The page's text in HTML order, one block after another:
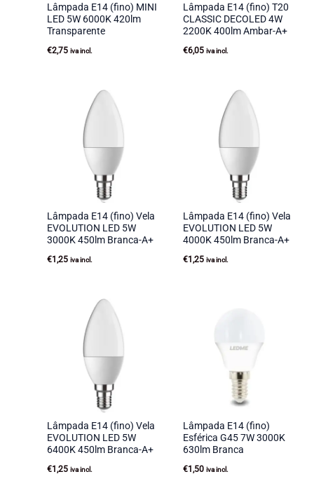
Lâmpada E14 (fino) MINI
LED 5W 6000K 420lm
Transparente
€2,75 iva incl.
Lâmpada E14 (fino) T20
CLASSIC DECOLED 4W
2200K 400lm Ambar-A+
€6,05 iva incl.
Lâmpada E14 (fino) Vela
EVOLUTION LED 5W
3000K 450lm Branca-A+
€1,25 iva incl.
Lâmpada E14 (fino) Vela
EVOLUTION LED 5W
4000K 450lm Branca-A+
€1,25 iva incl.
Lâmpada E14 (fino) Vela
EVOLUTION LED 5W
6400K 450lm Branca-A+
€1,25 iva incl.
Lâmpada E14 (fino)
Esférica G45 7W 3000K
630lm Branca
€1,50 iva incl.